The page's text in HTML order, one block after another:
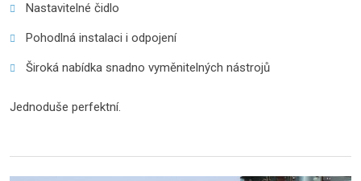
Nastavitelné čidlo
Pohodlná instalaci i odpojení
Široká nabídka snadno vyměnitelných nástrojů
Jednoduše perfektní.